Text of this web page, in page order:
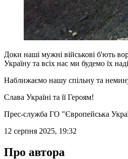
Доки наші мужні військові б'ють
Україну та всіх нас ми будемо їх
Наближаємо нашу спільну та
Слава Україні та її Героям!
Прес-служба ГО "Європейська
12 серпня 2025, 19:32
Про автора